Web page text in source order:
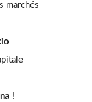
marchés
!